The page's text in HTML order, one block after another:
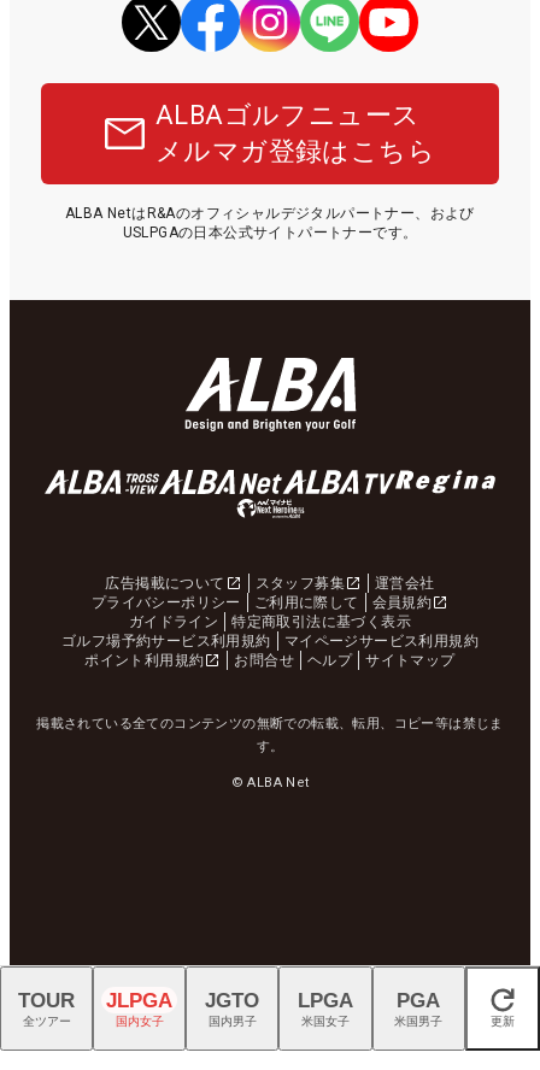
ALBAゴルフニュース
メルマガ登録はこちら
ALBA NetはR&Aのオフィシャルデジタルパートナー、および
USLPGAの日本公式サイトパートナーです。
広告掲載について スタッフ募集
運営会社
プライバシーポリシー
ご利用に際して
会員規約
ガイドライン
特定商取引法に基づく表示
ゴルフ場予約サービス利用規約
マイページサービス利用規約
ポイント利用規約
お問合せ ヘルプ サイトマップ
掲載されている全てのコンテンツの無断での転載、転用、コピー等は禁じま
す。
© ALBA Net
閉じる
TOUR
全ツアー
JLPGA
国内女子
JGTO
国内男子
LPGA
米国女子
PGA
米国男子 更新